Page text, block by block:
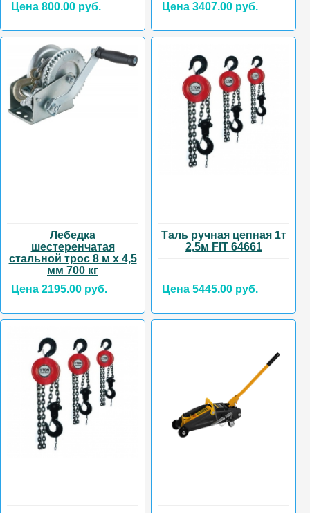
Цена 800.00 руб. Цена 3407.00 руб.
Лебедка
шестеренчатая
стальной трос 8 м х 4,5
мм 700 кг
Цена 2195.00 руб.
Таль ручная цепная 1т
2,5м FIT 64661
Цена 5445.00 руб.